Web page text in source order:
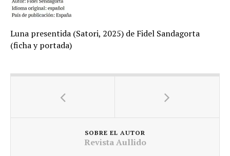
Luna presentida (Satori, 2025) de Fidel Sandagorta
(ficha y portada)
SOBRE EL AUTOR
Revista Aullido